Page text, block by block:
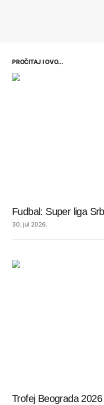
PROČITAJ I OVO...
Fudbal: Super liga
30. jul 2026.
Trofej Beograda